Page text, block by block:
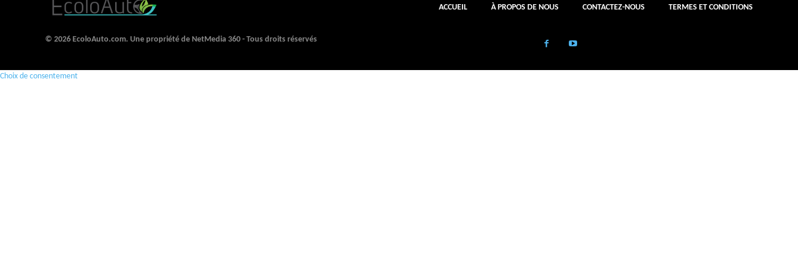
ACCUEIL À PROPOS DE NOUS CONTACTEZ-NOUS TERMES ET CONDITIONS
© 2026 EcoloAuto.com. Une propriété de NetMedia 360 - Tous droits réservés
Choix de consentement